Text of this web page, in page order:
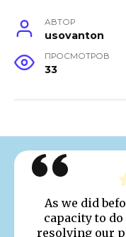
АВТОР
usovanton
ПРОСМОТРОВ
33
As we did
capacity to do
resolving our